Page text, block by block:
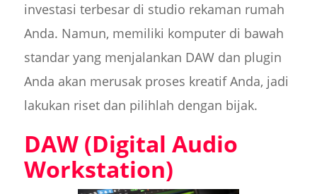
investasi terbesar di studio rekaman rumah
Anda. Namun, memiliki komputer di bawah
standar yang menjalankan DAW dan plugin
Anda akan merusak proses kreatif Anda, jadi
lakukan riset dan pilihlah dengan bijak.
DAW (Digital Audio
Workstation)